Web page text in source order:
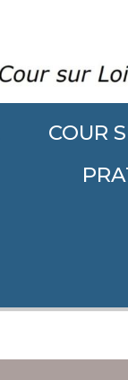
COUR